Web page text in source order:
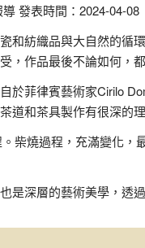
發表時間：2024-04-08
和紡織品與大自然的循
，作品最後不論如何，
於菲律賓藝術家Cirilo
道和茶具製作有很深的
柴燒過程，充滿變化
是深層的藝術美學，透